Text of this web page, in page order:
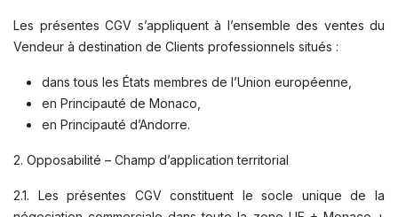
Les présentes CGV s’appliquent à l’ensemble des ventes du
Vendeur à destination de Clients professionnels situés :
dans tous les États membres de l’Union européenne,
en Principauté de Monaco,
en Principauté d’Andorre.
2. Opposabilité – Champ d’application territorial
2.1. Les présentes CGV constituent le socle unique de la